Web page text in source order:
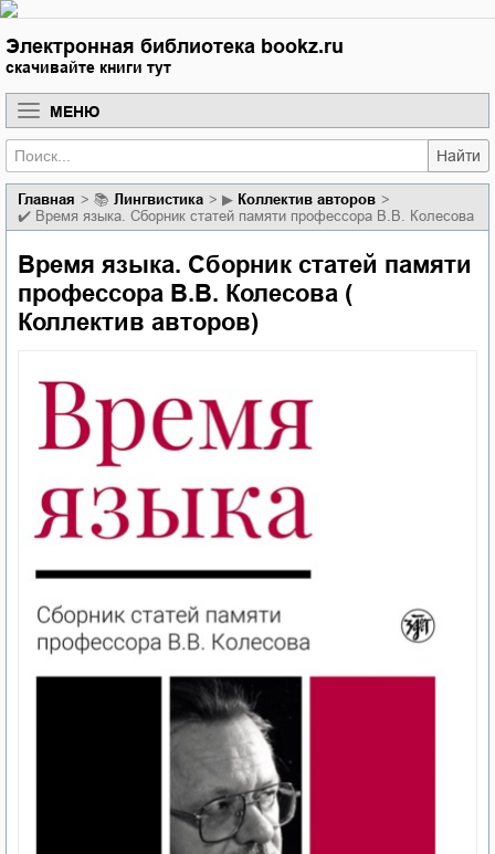
Электронная библиотека bookz.ru
скачивайте книги тут
МЕНЮ
Найти
Главная 📚 лингвистика ▶ Коллектив авторов
✔️ Время языка. Сборник статей памяти профессора В.В. Колесова
Время языка. Сборник статей памяти
профессора В.В. Колесова (
Коллектив авторов)